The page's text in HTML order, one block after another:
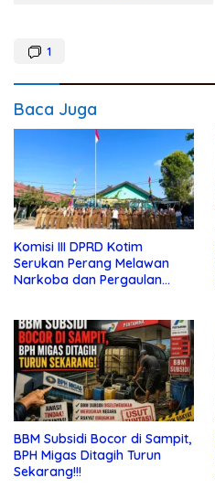
1
Baca Juga
Komisi III DPRD Kotim
Serukan Perang Melawan
Narkoba dan Pergaulan
BBM Subsidi Bocor di Sampit,
BPH Migas Ditagih Turun
Sekarang!!!